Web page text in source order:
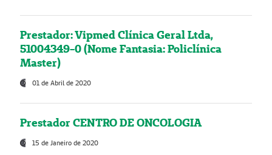
Prestador: Vipmed Clínica Geral Ltda,
51004349-0 (Nome Fantasia: Policlínica
Master)
01 de Abril de 2020
Prestador CENTRO DE ONCOLOGIA
15 de Janeiro de 2020